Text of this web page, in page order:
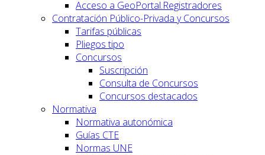
Acceso a GeoPortal.Registradores
Contratación Público-Privada y Concursos
Tarifas públicas
Pliegos tipo
Concursos
Suscripción
Consulta de Concursos
Concursos destacados
Normativa
Normativa autonómica
Guías CTE
Normas UNE